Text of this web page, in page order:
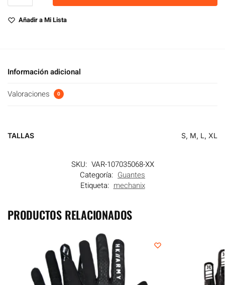
Añadir a Mi Lista
Información adicional
Valoraciones 0
TALLAS S, M, L, XL
SKU: VAR-107035068-XX
Categoría: Guantes
Etiqueta: mechanix
PRODUCTOS RELACIONADOS